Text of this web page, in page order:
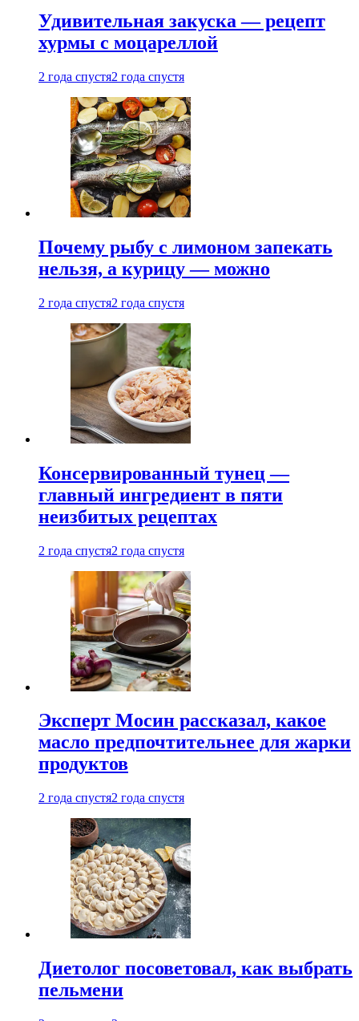
Удивительная закуска — рецепт
хурмы с моцареллой
2 года спустя2 года спустя
Почему рыбу с лимоном запекать
нельзя, а курицу — можно
2 года спустя2 года спустя
Консервированный тунец —
главный ингредиент в пяти
неизбитых рецептах
2 года спустя2 года спустя
Эксперт Мосин рассказал, какое
масло предпочтительнее для жарки
продуктов
2 года спустя2 года спустя
Диетолог посоветовал, как выбрать
пельмени